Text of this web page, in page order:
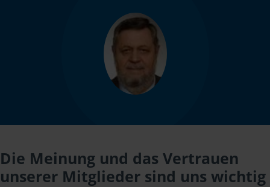
Die Meinung und das Vertrauen
unserer Mitglieder sind uns wichtig